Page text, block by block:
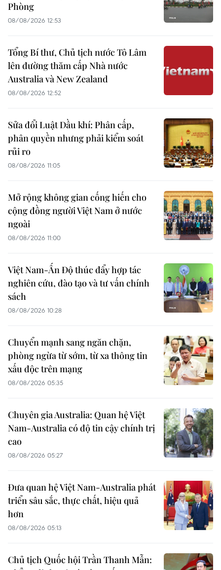
Phòng
08/08/2026 12:53
Tổng Bí thư, Chủ tịch nước Tô Lâm
lên đường thăm cấp Nhà nước
Australia và New Zealand
08/08/2026 12:52
Sửa đổi Luật Dầu khí: Phân cấp,
phân quyền nhưng phải kiểm soát
rủi ro
08/08/2026 11:05
Mở rộng không gian cống hiến cho
cộng đồng người Việt Nam ở nước
ngoài
08/08/2026 11:00
Việt Nam-Ấn Độ thúc đẩy hợp tác
nghiên cứu, đào tạo và tư vấn chính
sách
08/08/2026 10:28
Chuyển mạnh sang ngăn chặn,
phòng ngừa từ sớm, từ xa thông tin
xấu độc trên mạng
08/08/2026 05:35
Chuyên gia Australia: Quan hệ Việt
Nam-Australia có độ tin cậy chính trị
cao
08/08/2026 05:27
Đưa quan hệ Việt Nam-Australia phát
triển sâu sắc, thực chất, hiệu quả
hơn
08/08/2026 05:13
Chủ tịch Quốc hội Trần Thanh Mẫn: